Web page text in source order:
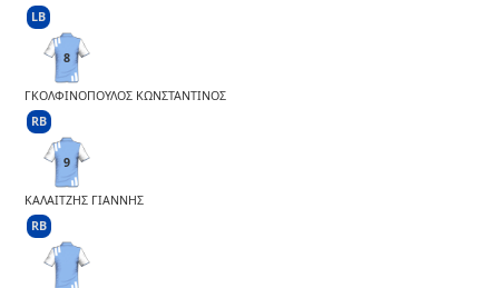
LB
8
ΓΚΟΛΦΙΝΟΠΟΥΛΟΣ ΚΩΝΣΤΑΝΤΙΝΟΣ
RB
9
ΚΑΛΑΙΤΖΗΣ ΓΙΑΝΝΗΣ
RB